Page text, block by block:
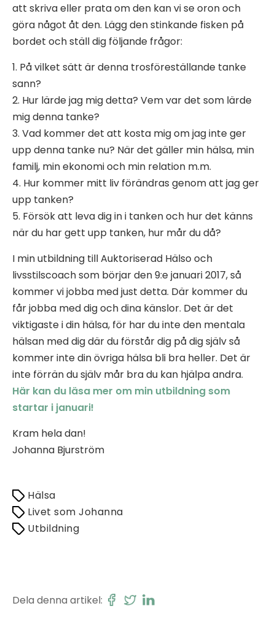
att skriva eller prata om den kan vi se oron och
göra något åt den. Lägg den stinkande fisken på
bordet och ställ dig följande frågor:
1. På vilket sätt är denna trosföreställande tanke
sann?
2. Hur lärde jag mig detta? Vem var det som lärde
mig denna tanke?
3. Vad kommer det att kosta mig om jag inte ger
upp denna tanke nu? När det gäller min hälsa, min
familj, min ekonomi och min relation m.m.
4. Hur kommer mitt liv förändras genom att jag ger
upp tanken?
5. Försök att leva dig in i tanken och hur det känns
när du har gett upp tanken, hur mår du då?
I min utbildning till Auktoriserad Hälso och
livsstilscoach som börjar den 9:e januari 2017, så
kommer vi jobba med just detta. Där kommer du
får jobba med dig och dina känslor. Det är det
viktigaste i din hälsa, för har du inte den mentala
hälsan med dig där du förstår dig på dig själv så
kommer inte din övriga hälsa bli bra heller. Det är
inte förrän du själv mår bra du kan hjälpa andra.
Här kan du läsa mer om min utbildning som
startar i januari!
Kram hela dan!
Johanna Bjurström
Hälsa
Livet som Johanna
Utbildning
Dela denna artikel: